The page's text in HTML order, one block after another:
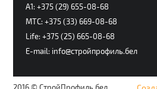
А1: +375 (29) 655-08-68
МТС: +375 (33) 669-08-68
Life: +375 (25) 665-08-68
E-mail: info@стройпрофиль.бел
2016 © СтройПрофиль.бел